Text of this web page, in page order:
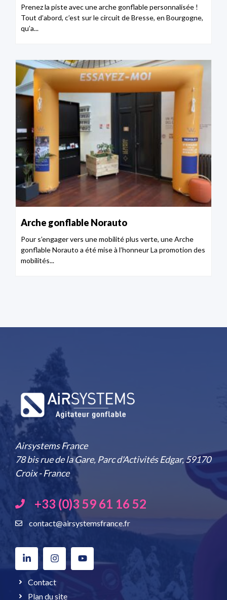
Prenez la piste avec une arche gonflable personnalisée !
Tout d’abord, c’est sur le circuit de Bresse, en Bourgogne,
qu’a...
Arche gonflable Norauto
Pour s’engager vers une mobilité plus verte, une Arche
gonflable Norauto a été mise à l’honneur La promotion des
mobilités...
Airsystems France
78 bis rue de la Gare, Parc d'Activités Edgar, 59170
Croix - France
+33 (0)3 59 61 16 52
contact@airsystemsfrance.fr
Contact
Plan du site